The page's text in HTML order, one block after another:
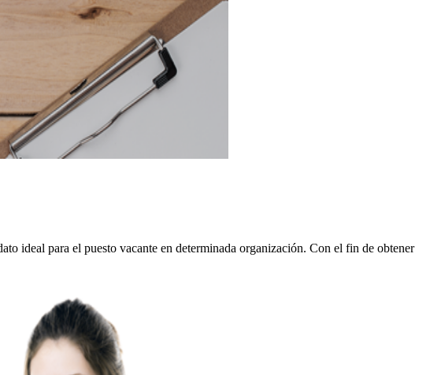
ideal para el puesto vacante en determinada organización. Con el fin de obtener